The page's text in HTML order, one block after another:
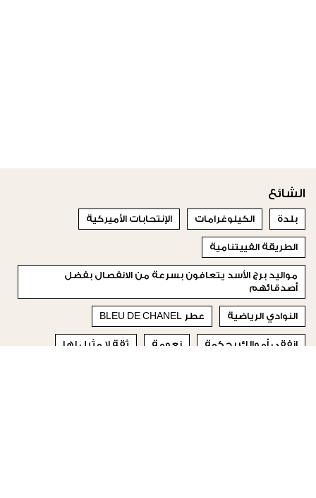
الشائع
بلدة الكيلوغرامات الإنتحابات الأميركية
الطريقة الفييتنامية
مواليد برج الأسد يتعافون بسرعة من الانفصال بفضل
أصدقائهم
النوادي الرياضية عطر BLEU DE CHANEL
انفقي أموالك بحكمة نعومة ثقة لا مثيل لها